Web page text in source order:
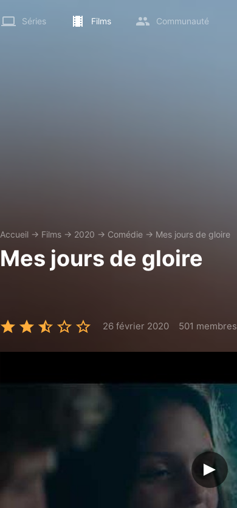
Séries Films Communauté
Accueil → Films → 2020 → Comédie → Mes jours de gloire
Mes jours de gloire
26 février 2020 501 membres